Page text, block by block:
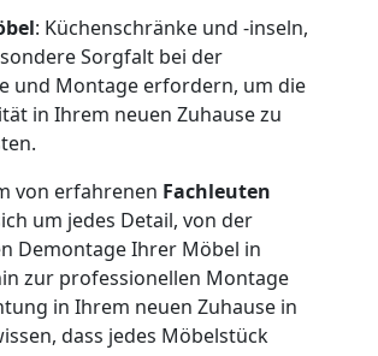
: Küchenschränke und -inseln,
Sorgfalt bei der
und Montage erfordern, um die
in Ihrem neuen Zuhause zu
von erfahrenen Fachleuten
um jedes Detail, von der
Demontage Ihrer Möbel in
zur professionellen Montage
in Ihrem neuen Zuhause in
dass jedes Möbelstück